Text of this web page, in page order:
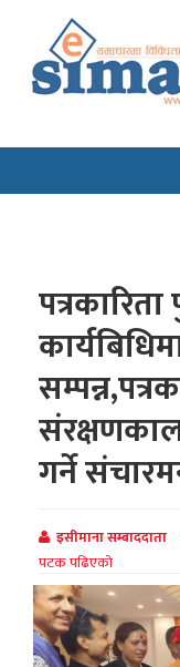
गर्ने
इसीमाना सम्बाददाता
पटक पढिएको